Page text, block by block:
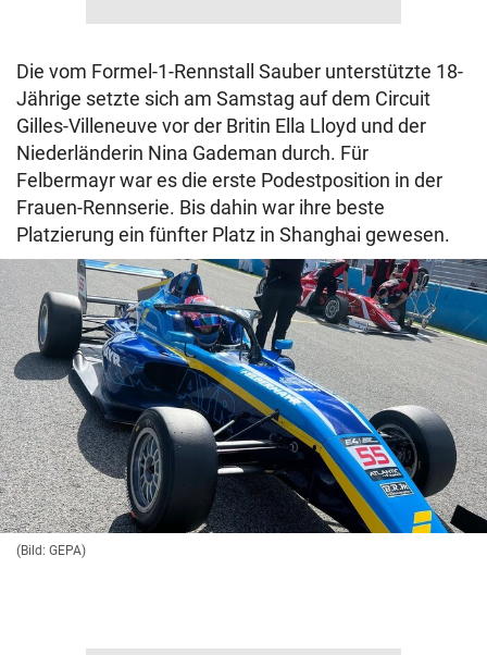
Die vom Formel-1-Rennstall Sauber unterstützte 18-
Jährige setzte sich am Samstag auf dem Circuit
Gilles-Villeneuve vor der Britin Ella Lloyd und der
Niederländerin Nina Gademan durch. Für
Felbermayr war es die erste Podestposition in der
Frauen-Rennserie. Bis dahin war ihre beste
Platzierung ein fünfter Platz in Shanghai gewesen.
(Bild: GEPA)